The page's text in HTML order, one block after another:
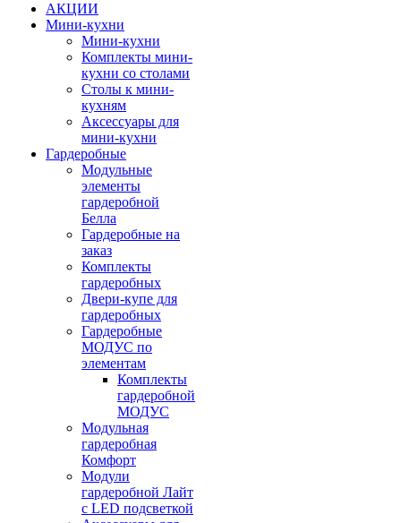
АКЦИИ
Мини-кухни
Мини-кухни
Комплекты мини-
кухни со столами
Столы к мини-
кухням
Аксессуары для
мини-кухни
Гардеробные
Модульные
элементы
гардеробной
Белла
Гардеробные на
заказ
Комплекты
гардеробных
Двери-купе для
гардеробных
Гардеробные
МОДУС по
элементам
Комплекты
гардеробной
МОДУС
Модульная
гардеробная
Комфорт
Модули
гардеробной Лайт
с LED подсветкой